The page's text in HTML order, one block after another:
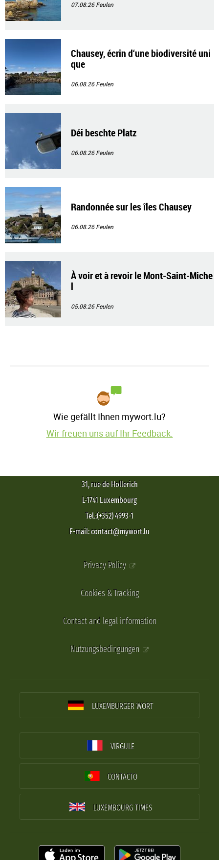
07.08.26Feulen
Chausey, écrin d‘une biodiversité uni
que
06.08.26Feulen
Déi beschte Platz
06.08.26Feulen
Randonnée sur les îles Chausey
06.08.26Feulen
À voir et à revoir le Mont-Saint-Miche
l
05.08.26Feulen
Wie gefällt Ihnen mywort.lu?
Wir freuen uns auf Ihr Feedback.
31, rue de Hollerich
L-1741 Luxembourg
Tel.:(+352) 4993-1
E-mail: contact@mywort.lu
Privacy Policy
Cookies & Tracking
Contact and legal information
Nutzungsbedingungen
LUXEMBURGER WORT
VIRGULE
CONTACTO
LUXEMBOURG TIMES